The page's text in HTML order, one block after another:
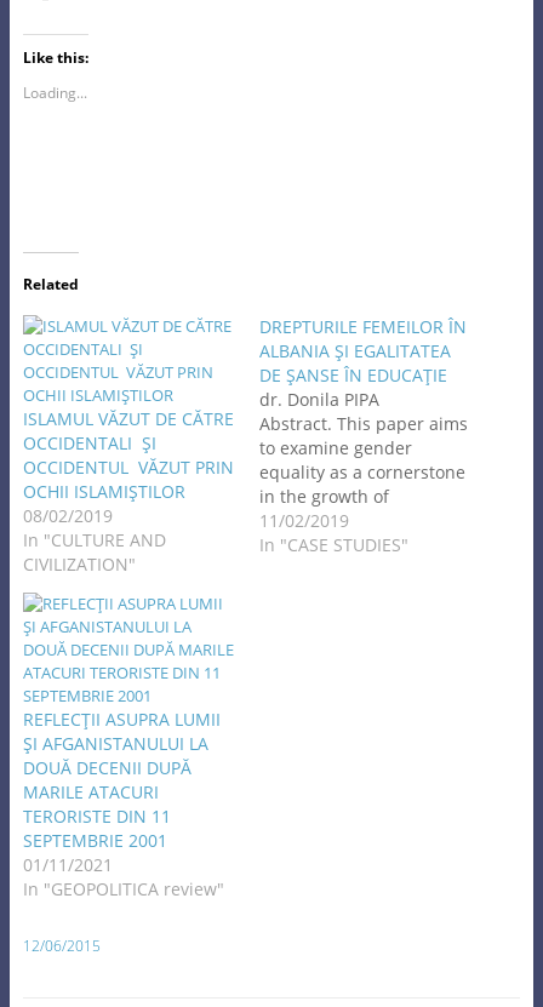
Like this:
Loading...
Related
ISLAMUL VĂZUT DE CĂTRE
OCCIDENTALI ŞI
OCCIDENTUL VĂZUT PRIN
OCHII ISLAMIŞTILOR
08/02/2019
In "CULTURE AND
CIVILIZATION"
DREPTURILE FEMEILOR ÎN
ALBANIA ŞI EGALITATEA
DE ŞANSE ÎN EDUCAŢIE
dr. Donila PIPA
Abstract. This paper aims
to examine gender
equality as a cornerstone
in the growth of
democracy and as an
opportunity for the
11/02/2019
In "CASE STUDIES"
REFLECŢII ASUPRA LUMII
ŞI AFGANISTANULUI LA
DOUĂ DECENII DUPĂ
MARILE ATACURI
TERORISTE DIN 11
SEPTEMBRIE 2001
01/11/2021
In "GEOPOLITICA review"
12/06/2015